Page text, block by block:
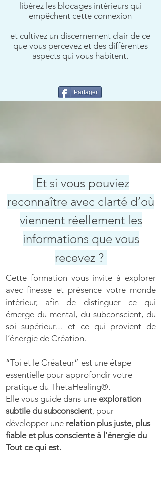
libérez les blocages intérieurs qui
empêchent cette connexion
et cultivez un discernement clair de ce
que vous percevez et des différentes
aspects qui vous habitent.
Partager
Et si vous pouviez
reconnaître avec clarté d’où
viennent réellement les
informations que vous
recevez ?
Cette formation vous invite à explorer
avec finesse et présence votre monde
intérieur, afin de distinguer ce qui
émerge du mental, du subconscient, du
soi supérieur… et ce qui provient de
l’énergie de Création.
“Toi et le Créateur” est une étape
essentielle pour approfondir votre
pratique du ThetaHealing®.
Elle vous guide dans une exploration
subtile du subconscient, pour
développer une relation plus juste, plus
fiable et plus consciente à l’énergie du
Tout ce qui est.